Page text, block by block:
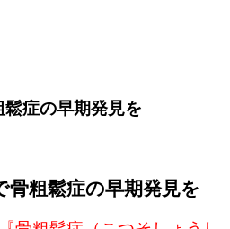
症の早期発見を
骨粗鬆症の早期発見を